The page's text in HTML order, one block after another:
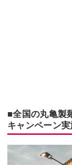
■全国の丸亀製
キャンペーン実